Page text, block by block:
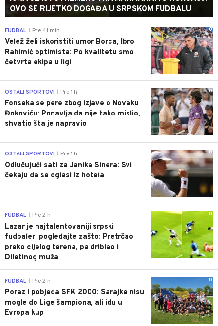
OVO SE RIJETKO DOGAĐA U SRPSKOM FUDBALU
0
FUDBAL Pre 41 min
Velež želi iskoristiti umor Borca, Ibro
Rahimić optimista: Po kvalitetu smo
četvrta ekipa u ligi
0
OSTALI SPORTOVI Pre 1 h
Fonseka se pere zbog izjave o Novaku
Đokoviću: Ponavlja da nije tako mislio,
shvatio šta je napravio
0
OSTALI SPORTOVI Pre 1 h
Odlučujući sati za Janika Sinera: Svi
čekaju da se oglasi iz hotela
0
FUDBAL Pre 2 h
Lazar je najtalentovaniji srpski
fudbaler, pogledajte zašto: Pretrčao
preko cijelog terena, pa driblao i
Diletinog muža
0
FUDBAL Pre 2 h
Poraz i pobjeda SFK 2000: Sarajke nisu
mogle do Lige šampiona, ali idu u
Evropa kup